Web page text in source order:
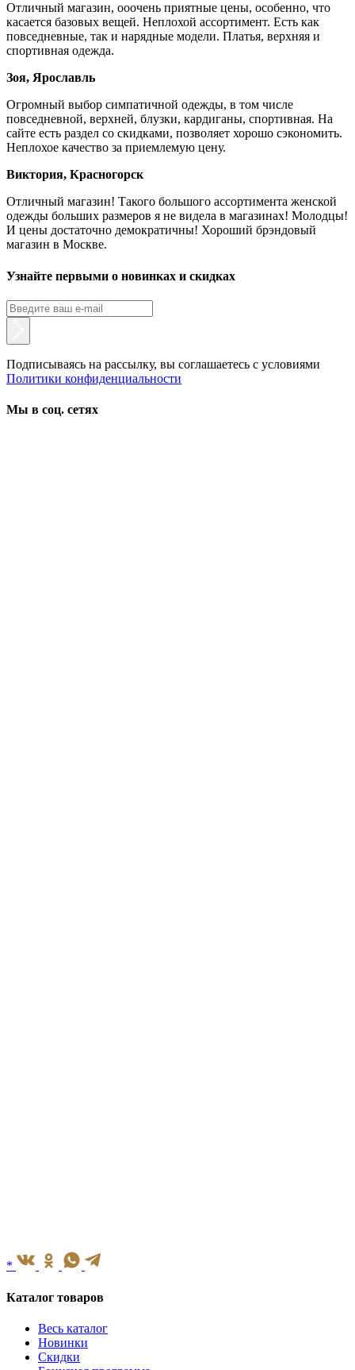
Отличный магазин, ооочень приятные цены, особенно, что
касается базовых вещей. Неплохой ассортимент. Есть как
повседневные, так и нарядные модели. Платья, верхняя и
спортивная одежда.
Зоя, Ярославль
Огромный выбор симпатичной одежды, в том числе
повседневной, верхней, блузки, кардиганы, спортивная. На
сайте есть раздел со скидками, позволяет хорошо сэкономить.
Неплохое качество за приемлемую цену.
Виктория, Красногорск
Отличный магазин! Такого большого ассортимента женской
одежды больших размеров я не видела в магазинах! Молодцы!
И цены достаточно демократичны! Хороший брэндовый
магазин в Москве.
Узнайте первыми о новинках и скидках
Подписываясь на рассылку, вы соглашаетесь с условиями
Политики конфиденциальности
Мы в соц. сетях
*
Каталог товаров
Весь каталог
Новинки
Скидки